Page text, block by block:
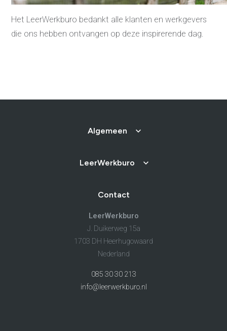
Het LeerWerkburo bedankt alle klanten en werkgevers
die ons hebben ontvangen op deze inspirerende dag.
Algemeen
LeerWerkburo
Contact
LeerWerkburo
J. Duikerweg 15a
1703 DH Heerhugowaard
Nederland
085 30 30 213
info@leerwerkburo.nl